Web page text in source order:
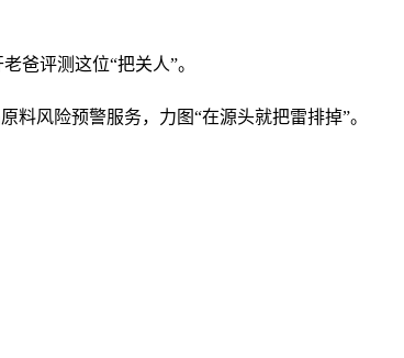
爸评测这位“把关人”。
风险预警服务，力图“在源头就把雷排掉”。